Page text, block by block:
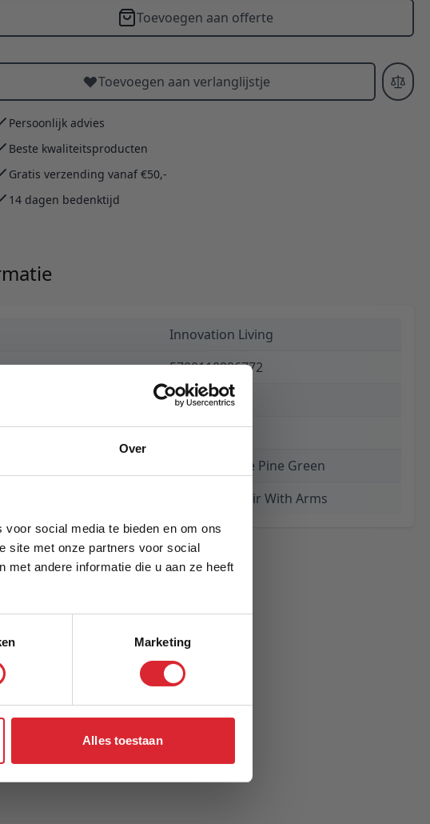
Over
social media te bieden en om ons
site met onze partners voor social
met andere informatie die u aan ze heeft
Marketing
Alles toestaan
Toevoegen aan offerte
Toevoegen aan verlanglijstje
Persoonlijk advies
Beste kwaliteitsproducten
Gratis verzending vanaf €50,-
14 dagen bedenktijd
Innovation Living
5700110886772
€ 1.741,00
8 weken
316 Cordufine Pine Green
Cubed 90 Chair With Arms